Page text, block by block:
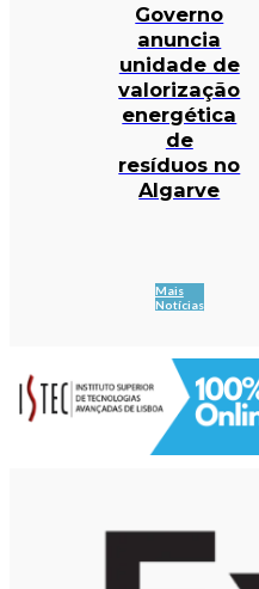
Governo
anuncia
unidade de
valorização
energética
de
resíduos no
Algarve
Mais
Notícias